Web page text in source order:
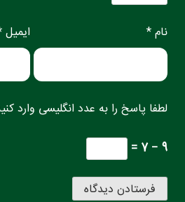
نام * ایمیل
لطفا پاسخ را به عدد انگلیسی وارد
9 − 7 =